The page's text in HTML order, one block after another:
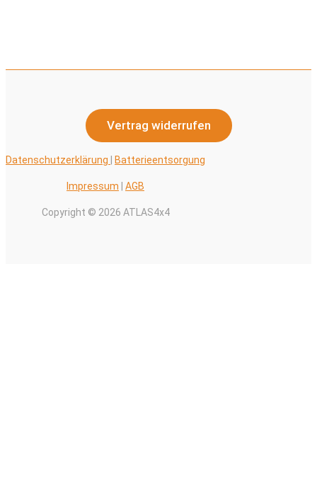
Vertrag widerrufen
Datenschutzerklärung Batterieentsorgung
Impressum AGB
Copyright © 2026 ATLAS4x4